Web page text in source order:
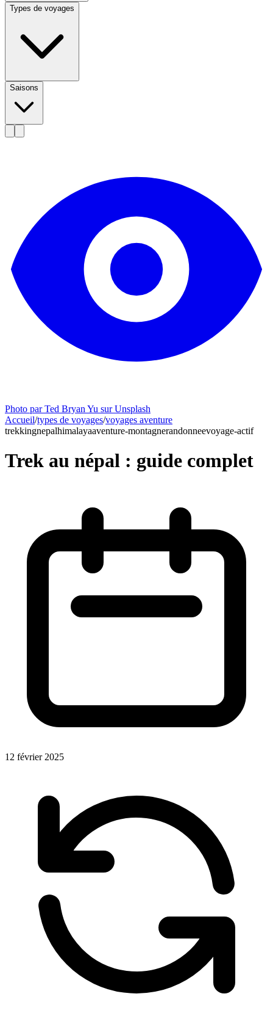
Types de voyages
Saisons
Photo par Ted Bryan Yu sur Unsplash
Accueil/types de voyages/voyages aventure
trekkingnepalhimalayaaventure-montagnerandonneevoyage-actif
Trek au népal : guide complet
12 février 2025